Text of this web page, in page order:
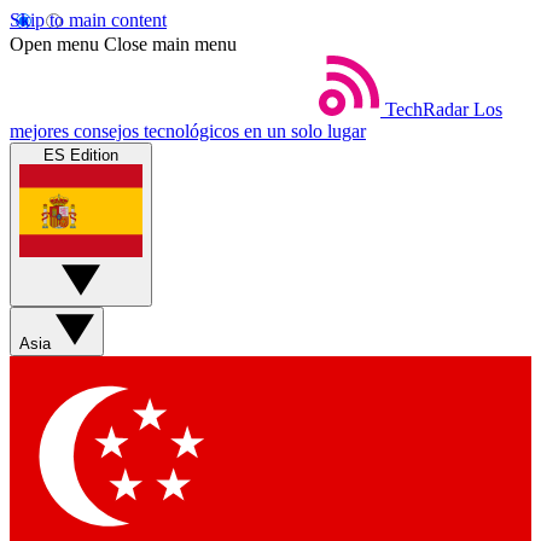
Skip to main content
Open menu Close main menu
TechRadar Los
mejores consejos tecnológicos en un solo lugar
ES Edition
Asia